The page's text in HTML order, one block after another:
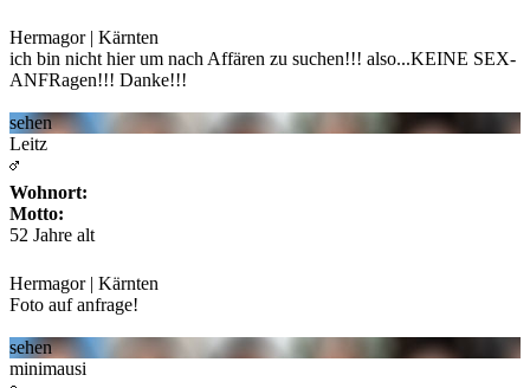
Hermagor | Kärnten
ich bin nicht hier um nach Affären zu suchen!!! also...KEINE SEX-
ANFRagen!!! Danke!!!
sehen
Leitz
Wohnort:
Motto:
52 Jahre alt
Hermagor | Kärnten
Foto auf anfrage!
sehen
minimausi